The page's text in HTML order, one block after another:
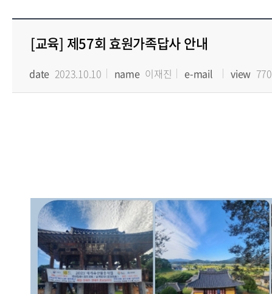
[교육] 제57회 효원가족답사 안내
date 2023.10.10 name 이재진 e-mail view 770